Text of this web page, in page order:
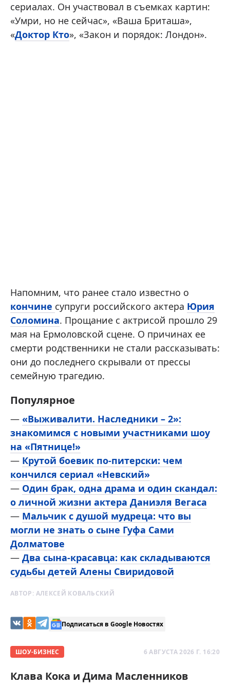
сериалах. Он участвовал в съемках картин:
«Умри, но не сейчас», «Ваша Бриташа»,
«Доктор Кто», «Закон и порядок: Лондон».
Напомним, что ранее стало известно о
кончине супруги российского актера Юрия
Соломина. Прощание с актрисой прошло 29
мая на Ермоловской сцене. О причинах ее
смерти родственники не стали рассказывать:
они до последнего скрывали от прессы
семейную трагедию.
Популярное
— «Выживалити. Наследники – 2»:
знакомимся с новыми участниками шоу
на «Пятнице!»
— Крутой боевик по-питерски: чем
кончился сериал «Невский»
— Один брак, одна драма и один скандал:
о личной жизни актера Даниэля Вегаса
— Мальчик с душой мудреца: что вы
могли не знать о сыне Гуфа Сами
Долматове
— Два сына-красавца: как складываются
судьбы детей Алены Свиридовой
АВТОР: АЛЕКСЕЙ КОВАЛЬСКИЙ
Подписаться в Google Новостях
ШОУ-БИЗНЕС 6 АВГУСТА 2026 Г. 16:20
Клава Кока и Дима Масленников